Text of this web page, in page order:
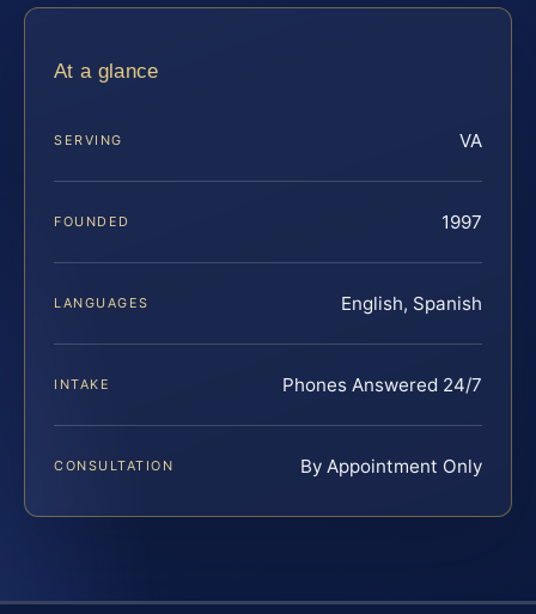
At a glance
SERVING VA
FOUNDED 1997
LANGUAGES English, Spanish
INTAKE Phones Answered 24/7
CONSULTATION By Appointment Only